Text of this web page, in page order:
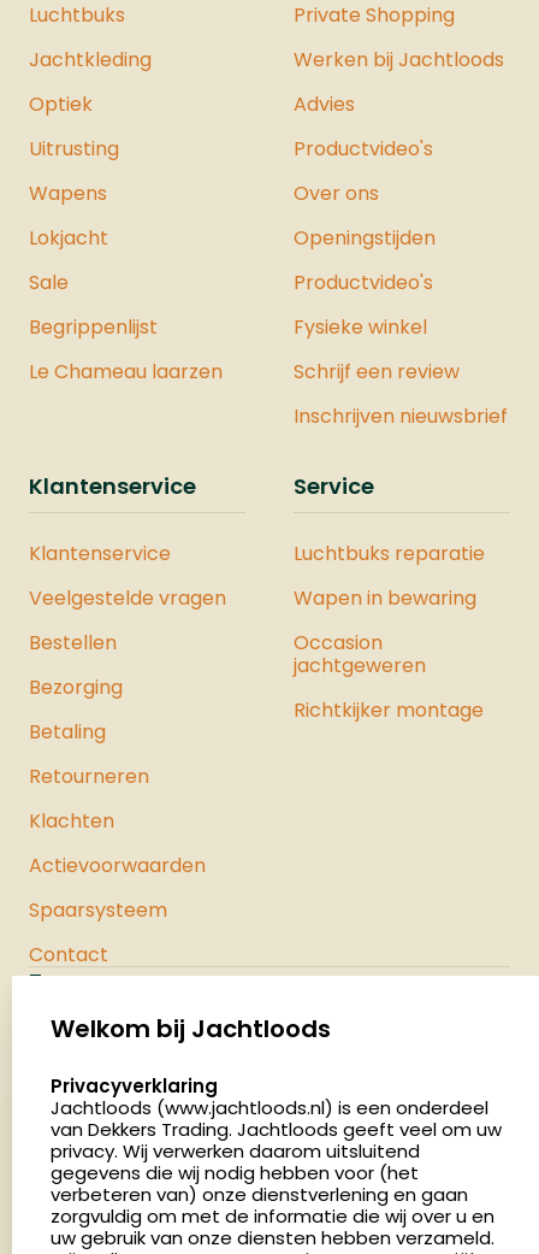
Luchtbuks
Jachtkleding
Optiek
Uitrusting
Wapens
Lokjacht
Sale
Begrippenlijst
Le Chameau laarzen
Private Shopping
Werken bij Jachtloods
Advies
Productvideo's
Over ons
Openingstijden
Productvideo's
Fysieke winkel
Schrijf een review
Inschrijven nieuwsbrief
Klantenservice
Klantenservice
Veelgestelde vragen
Bestellen
Bezorging
Betaling
Retourneren
Klachten
Actievoorwaarden
Spaarsysteem
Contact
Service
Luchtbuks reparatie
Wapen in bewaring
Occasion
jachtgeweren
Richtkijker montage
Palenrij 1
Nederland
4.8
2892 beoordelingen
Openingstijden
Dinsdag en donderdag: 13:00 - 17:00 én 18:00 - 21:00
Welkom bij Jachtloods
select language
Privacyverklaring
Jachtloods (www.jachtloods.nl) is een onderdeel
van Dekkers Trading. Jachtloods geeft veel om uw
privacy. Wij verwerken daarom uitsluitend
gegevens die wij nodig hebben voor (het
verbeteren van) onze dienstverlening en gaan
zorgvuldig om met de informatie die wij over u en
uw gebruik van onze diensten hebben verzameld.